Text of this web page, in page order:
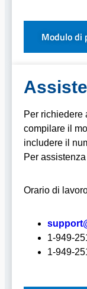
Modulo di
Per richiedere
compilare il
includere il
Per
Orario di
1-949-
1-949-